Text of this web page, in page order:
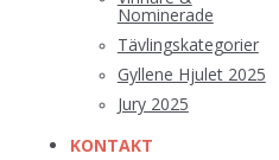
Nominerade
Tävlingskategorier
Gyllene Hjulet 2025
Jury 2025
KONTAKT